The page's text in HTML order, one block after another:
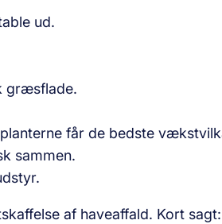
ud.
græsflade.
får de bedste
sammen.
af haveaffald. Kort